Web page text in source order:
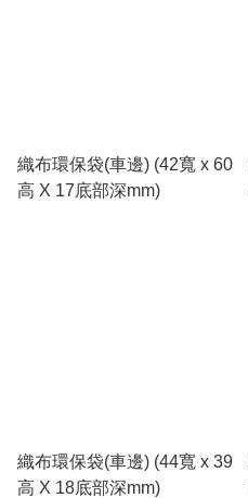
織布環保袋(車邊) (42寬 x 60
高 X 17底部深mm)
織布環保袋(車邊) (44寬 x 39
高 X 18底部深mm)